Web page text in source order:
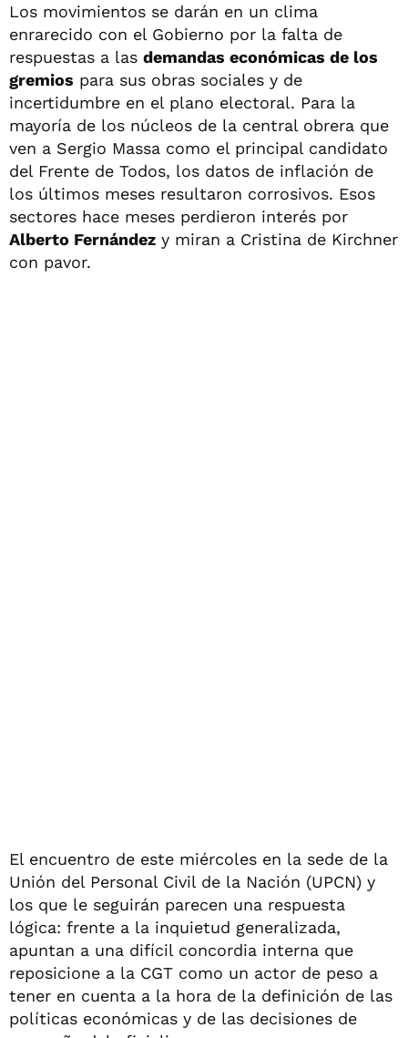
Los movimientos se darán en un clima
enrarecido con el Gobierno por la falta de
respuestas a las demandas económicas de los
gremios para sus obras sociales y de
incertidumbre en el plano electoral. Para la
mayoría de los núcleos de la central obrera que
ven a Sergio Massa como el principal candidato
del Frente de Todos, los datos de inflación de
los últimos meses resultaron corrosivos. Esos
sectores hace meses perdieron interés por
Alberto Fernández y miran a Cristina de Kirchner
con pavor.
El encuentro de este miércoles en la sede de la
Unión del Personal Civil de la Nación (UPCN) y
los que le seguirán parecen una respuesta
lógica: frente a la inquietud generalizada,
apuntan a una difícil concordia interna que
reposicione a la CGT como un actor de peso a
tener en cuenta a la hora de la definición de las
políticas económicas y de las decisiones de